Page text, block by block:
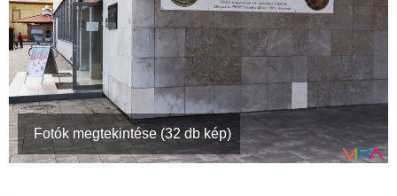
Fotók megtekintése (32 db kép)